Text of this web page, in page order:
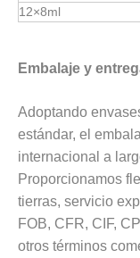
12×8ml
Embalaje y
Adoptando
estándar, el
internacional a
Proporcionamos
tierras, servicio
FOB, CFR, CIF,
otros términos